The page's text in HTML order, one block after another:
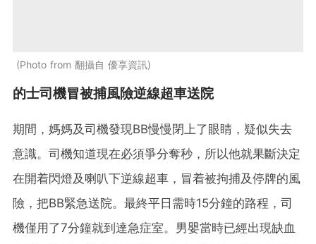
Photo from 翻攝自 優享資訊
的士司機冒被捕風險逆線超車送院
期間，媽媽及司機發現BB慢慢閉上了眼睛，疑似失去
意識。司機知道現在必須爭分奪秒，所以他就果斷決定
在開着閃燈及喇叭下逆線超車，冒着被拘捕及停牌的風
險，把BB緊急送院。最終平日需時15分鐘的路程，司
機僅用了7分鐘就到達急症室。男嬰當時已經出現缺血